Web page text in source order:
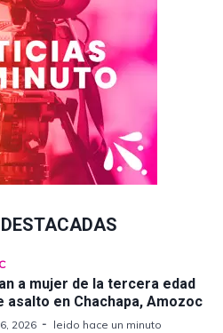
a mujer de la tercera edad
asalto en Chachapa, Amozoc
2026 leido hace un minuto